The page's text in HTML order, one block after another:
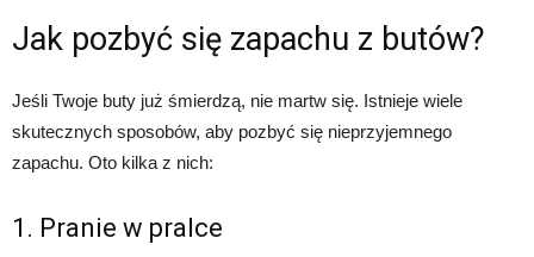
Jak pozbyć się zapachu z butów?
Jeśli Twoje buty już śmierdzą, nie martw się. Istnieje wiele
skutecznych sposobów, aby pozbyć się nieprzyjemnego
zapachu. Oto kilka z nich:
1. Pranie w pralce